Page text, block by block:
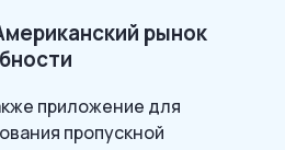
рынок
приложение для
пропускной